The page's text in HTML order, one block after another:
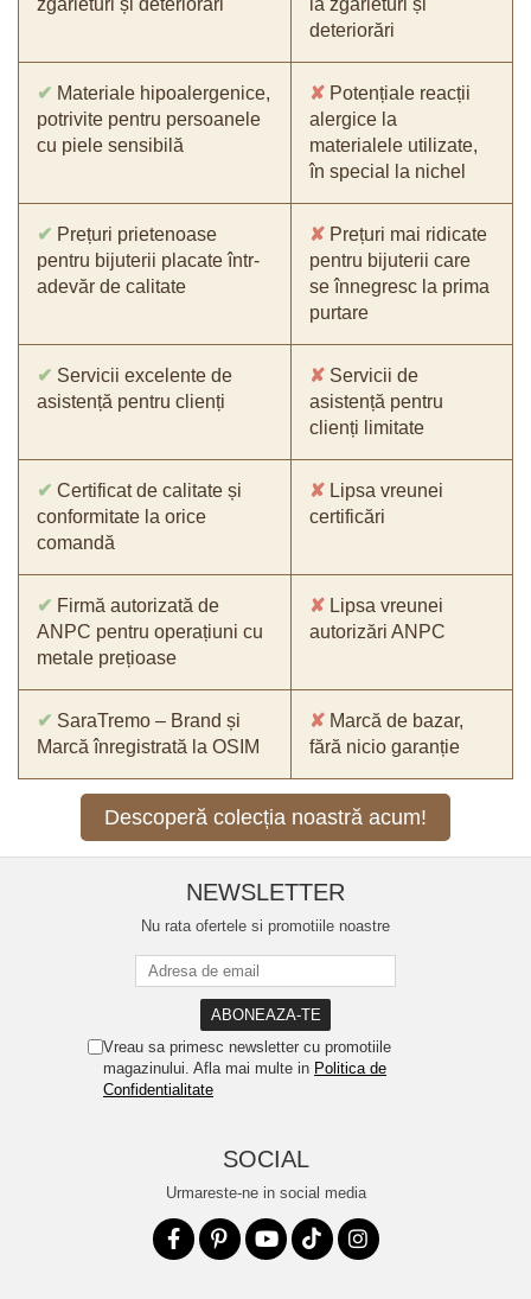
zgârieturi și deteriorări
la zgârieturi și
deteriorări
✔ Materiale hipoalergenice,
potrivite pentru persoanele
cu piele sensibilă
✘ Potențiale reacții
alergice la
materialele utilizate,
în special la nichel
✔ Prețuri prietenoase
pentru bijuterii placate într-
adevăr de calitate
✘ Prețuri mai ridicate
pentru bijuterii care
se înnegresc la prima
purtare
✔ Servicii excelente de
asistență pentru clienți
✘ Servicii de
asistență pentru
clienți limitate
✔ Certificat de calitate și
conformitate la orice
comandă
✘ Lipsa vreunei
certificări
✔ Firmă autorizată de
ANPC pentru operațiuni cu
metale prețioase
✘ Lipsa vreunei
autorizări ANPC
✔ SaraTremo – Brand și
Marcă înregistrată la OSIM
✘ Marcă de bazar,
fără nicio garanție
Descoperă colecția noastră acum!
NEWSLETTER
Nu rata ofertele si promotiile noastre
Vreau sa primesc newsletter cu promotiile
magazinului. Afla mai multe in Politica de
Confidentialitate
SOCIAL
Urmareste-ne in social media